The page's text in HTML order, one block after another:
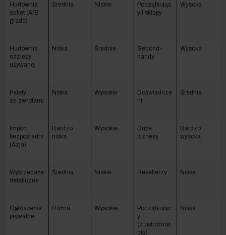
Hurtownia
outlet (A/B
grade)
Średnia Niskie
Początkując
y i sklepy
Wysoka
Hurtownia
odzieży
używanej
Niska Średnie
Second-
handy
Wysoka
Palety
ze zwrotami
Niska Wysokie
Doświadcze
ni
Średnia
Import
bezpośredni
(Azja)
Bardzo
niska
Wysokie
Duże
biznesy
Bardzo
wysoka
Wyprzedaże
detaliczne
Średnia Niskie Resellerzy Niska
Ogłoszenia
prywatne
Różna Wysokie
Początkując
y
(z ostrożnoś
cią)
Niska